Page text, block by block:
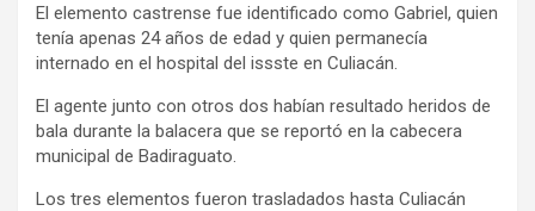
El elemento castrense fue identificado como Gabriel, quien
tenía apenas 24 años de edad y quien permanecía
internado en el hospital del issste en Culiacán.
El agente junto con otros dos habían resultado heridos de
bala durante la balacera que se reportó en la cabecera
municipal de Badiraguato.
Los tres elementos fueron trasladados hasta Culiacán